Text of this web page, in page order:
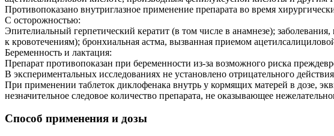
Противопоказано внутриглазное применение препарата во время
С осторожностью:
Эпителиальный герпетический кератит (в том числе в анамнезе);
к кровотечениям); бронхиальная астма, вызванная приемом
Беременность и лактация:
Препарат противопоказан при беременности из-за возможного риска
В экспериментальных исследованиях не установлено отрицательного
При применении таблеток диклофенака внутрь у кормящих матерей в дозе,
незначительное следовое количество препарата, не оказывающее
Способ применения и дозы